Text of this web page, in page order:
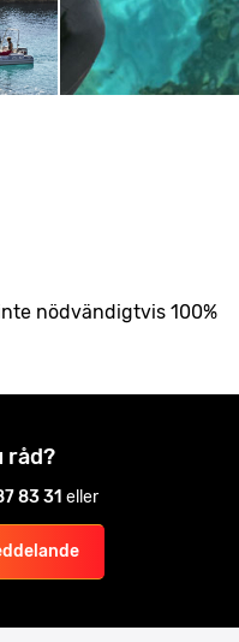
nödvändigtvis 100%
råd?
83 31 eller